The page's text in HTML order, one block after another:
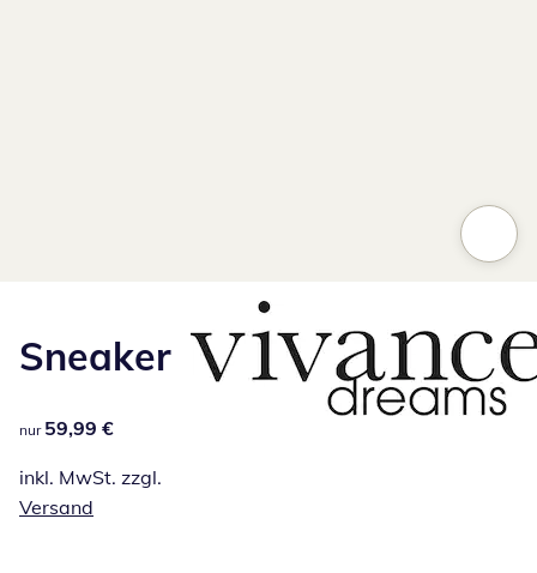
Sneaker
59,99 €
nur 59,99 €
inkl. MwSt. zzgl.
Versand